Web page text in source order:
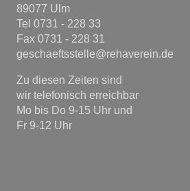
89077 Ulm
Tel 0731 - 228 33
Fax 0731 - 228 31
geschaeftsstelle@rehaverein.de
Zu diesen Zeiten sind
wir telefonisch erreichbar
Mo bis Do 9-15 Uhr und
Fr 9-12 Uhr